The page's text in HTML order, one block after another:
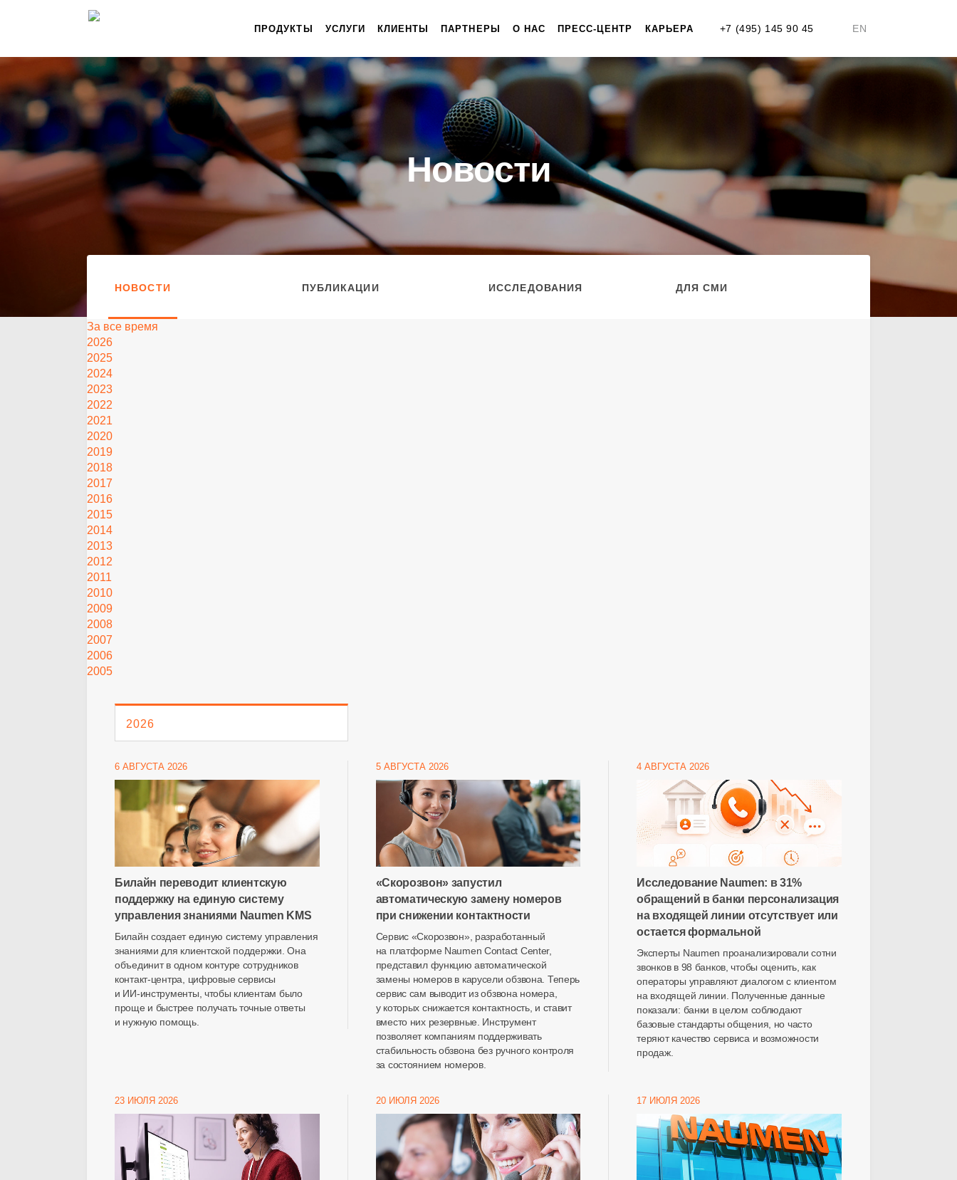
+7 (495) 145 90 45 EN
ПРОДУКТЫ УСЛУГИ КЛИЕНТЫ ПАРТНЕРЫ О НАС ПРЕСС-ЦЕНТР КАРЬЕРА
Новости
НОВОСТИ ПУБЛИКАЦИИ ИССЛЕДОВАНИЯ ДЛЯ СМИ
За все время
2026
2025
2024
2023
2022
2021
2020
2019
2018
2017
2016
2015
2014
2013
2012
2011
2010
2009
2008
2007
2006
2005
2026
6 АВГУСТА 2026
Билайн переводит клиентскую
поддержку на единую систему
управления знаниями Naumen KMS
Билайн создает единую систему управления
знаниями для клиентской поддержки. Она
объединит в одном контуре сотрудников
контакт-центра , цифровые сервисы
и ИИ-инструменты , чтобы клиентам было
проще и быстрее получать точные ответы
и нужную помощь.
5 АВГУСТА 2026
«Скорозвон» запустил
автоматическую замену номеров
при снижении контактности
Сервис «Скорозвон», разработанный
на платформе Naumen Contact Center,
представил функцию автоматической
замены номеров в карусели обзвона. Теперь
сервис сам выводит из обзвона номера,
у которых снижается контактность, и ставит
вместо них резервные. Инструмент
позволяет компаниям поддерживать
стабильность обзвона без ручного контроля
за состоянием номеров.
4 АВГУСТА 2026
Исследование Naumen: в 31%
обращений в банки персонализация
на входящей линии отсутствует или
остается формальной
Эксперты Naumen проанализировали сотни
звонков в 98 банков, чтобы оценить, как
операторы управляют диалогом с клиентом
на входящей линии. Полученные данные
показали: банки в целом соблюдают
базовые стандарты общения, но часто
теряют качество сервиса и возможности
продаж.
23 ИЮЛЯ 2026 20 ИЮЛЯ 2026 17 ИЮЛЯ 2026